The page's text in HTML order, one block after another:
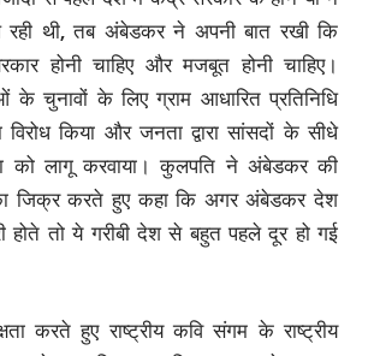
थी,तब अंबेडकर ने अपनी बात रखी कि
होनी चाहिए और मजबूत होनी चाहिए।
के चुनावों के लिए ग्राम आधारित प्रतिनिधि
विरोध किया और जनता द्वारा सांसदों के सीधे
को लागू करवाया। कुलपति ने अंबेडकर की
जिक्र करते हुए कहा कि अगर अंबेडकर देश
होते तो ये गरीबी देश से बहुत पहले दूर हो गई
करते हुए राष्ट्रीय कवि संगम के राष्ट्रीय